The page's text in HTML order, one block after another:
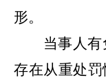
形。
当事人
存在从重处